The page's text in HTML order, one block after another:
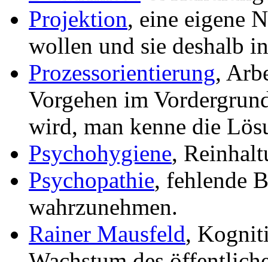
Projektion, eine eigene
wollen und sie deshalb
Prozessorientierung,
Vorgehen im
wird, man kenne die
Psychohygiene,
Psychopathie, fehlende
wahrzunehmen.
Rainer Mausfeld,